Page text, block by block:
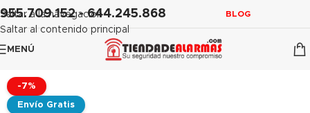
contenido
Saltar a la navegación
Saltar al contenido principal
955.709.152 - 644.245.868 BLOG
MENÚ
-7%
Envío Gratis